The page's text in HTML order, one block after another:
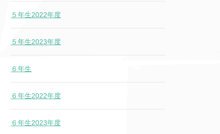
５年生2022年度
５年生2023年度
６年生
６年生2022年度
６年生2023年度